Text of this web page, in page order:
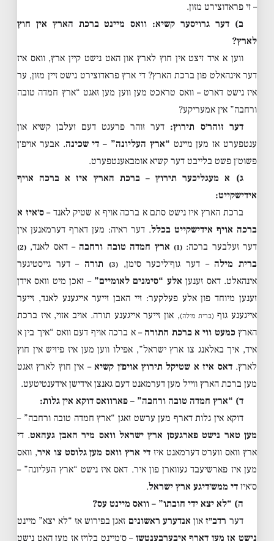
– זי פראדוצירט מזון.
ב) דער גרויסער קשיא: וואס מיינט ברכת הארץ אין חוץ
לארץ?
ווען א איד זיצט אין חוץ לארץ און האט נישט קיין ארץ, וואס איז
דער אינהאלט פון ברכת הארץ? די ארץ פראדוצירט נישט זיין מזון, ער
איז נישט דארט – וואס טראכט מען ווען מען זאגט “ארץ חמדה טובה
ורחבה” אין אמעריקע?
דער זוהר׳ס תירוץ: דער זוהר פרעגט דעם זעלבן קשיא און
ענטפערט אז מען מיינט “ארץ העליונה” – די שכינה. אבער אויפ׳ן
פשוט׳ן פשט בלייבט דער קשיא אומבאענטפערט.
ג) א מעגליכער תירוץ – ברכת הארץ איז א ברכה אויף
אידישקייט:
ברכת הארץ איז נישט סתם א ברכה אויף א שטיק לאנד –ס׳איז א
ברכה אויף אידישקייט בכלל. דער ראיה: מען דארף דערמאנען אין
דער זעלבער ברכה:(1) ארץ חמדה טובה ורחבה – דאס לאנד, (2)
ברית מילה – דער גוף׳ליכער סימן,(3) תורה – דער גייסטיגער
אינהאלט. דאס זענען אלע “סימנים לאומיים” – זאכן מיט וואס אידן
זענען מיוחד פון אלע פעלקער: זיי האבן זייער אייגענע לאנד, זייער
אייגענע גוף (ברית מילה), און זייער אייגענע תורה. אויב אזוי, איז ברכת
הארץ כמעט ווי א ברכת התורה – א ברכה אויף דעם וואס “איך בין א
איד, איך באלאנג צו ארץ ישראל”, אפילו ווען מען איז פיזיש אין חוץ
לארץ.דאס איז א שטיקל תירוץ אויפ׳ן קשיא– אין חוץ לארץ זאגט
מען ברכת הארץ ווייל מען דערמאנט דעם גאנצן אידישן אידענטיטעט.
ד) “ארץ חמדה טובה ורחבה” – פארוואס דוקא אין גלות:
דוקא אין גלות דארף מען ערשט זאגן “ארץ חמדה טובה ורחבה” –
מען טאר נישט פארגעסן ארץ ישראל וואס מיר האבן געהאט. די
ארץ וואס ווערט דערמאנט איזדי ארץ וואס מען גלוסט צו איר, וואס
מען איז פארשיעבד געווארן פון איר. דאס איז נישט “ארץ העליונה” –
ס׳איז די ממש׳דיגע ארץ ישראל.
ה) “לא יצא ידי חובתו” – וואס מיינט עס?
דער רדב״זאון אנדערע ראשונים זאגן בפירוש אז “לא יצא” מיינט
נישט אז מען דארף איבערבענטשן – ס׳מיינט בלויז אז מען האט נישט